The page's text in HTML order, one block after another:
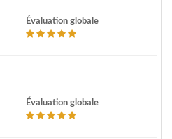
Évaluation globale
Évaluation globale